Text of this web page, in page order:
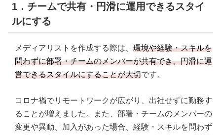
1．チームで共有・円滑に運用できるスタイ
ルにする
メディアリストを作成する際は、 環境や経験・スキルを
問わずに部署・チームのメンバーが共有でき、円滑に運
営できるスタイルにすることが大切です。
コロナ禍でリモートワークが広がり、出社せずに勤務す
ることが増えました。また、部署・チームのメンバーの
変更や異動、加入があった場合、経験・スキルを問わず